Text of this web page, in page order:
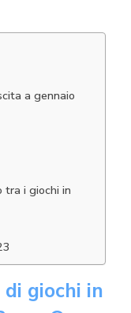
a gennaio
tra i giochi in
giochi in